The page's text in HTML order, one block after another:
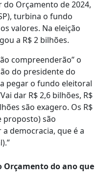
Orçamento de 2024,
turbina o fundo
valores. Na eleição
a R$ 2 bilhões.
compreenderão” o
do presidente do
pegar o fundo eleitoral
dar R$ 2,6 bilhões, R$
são exagero. Os R$
proposto) são
democracia, que é a
Orçamento do ano que